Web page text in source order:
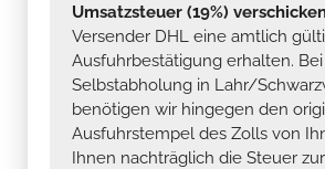
Umsatzsteuer (19%)
Versender DHL eine amtlich
Ausfuhrbestätigung erhalten. Bei
Selbstabholung in Lahr/
benötigen wir hingegen den
Ausfuhrstempel des Zolls von
Ihnen nachträglich die Steuer